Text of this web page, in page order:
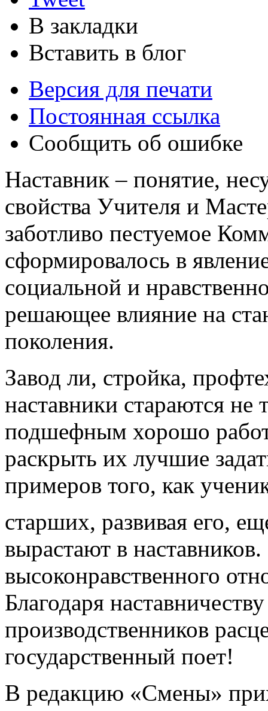
В закладки
Вставить в блог
Версия для печати
Постоянная ссылка
Сообщить об ошибке
Наставник – понятие,
свойства Учителя и
заботливо пестуемое
сформировалось в
социальной и
решающее влияние на
поколения.
Завод ли, стройка,
наставники стараются не
подшефным хорошо
раскрыть их лучшие
примеров того, как
старших, развивая его,
вырастают в
высоконравственного
Благодаря
производственников
государственный поет!
В редакцию «Смены»